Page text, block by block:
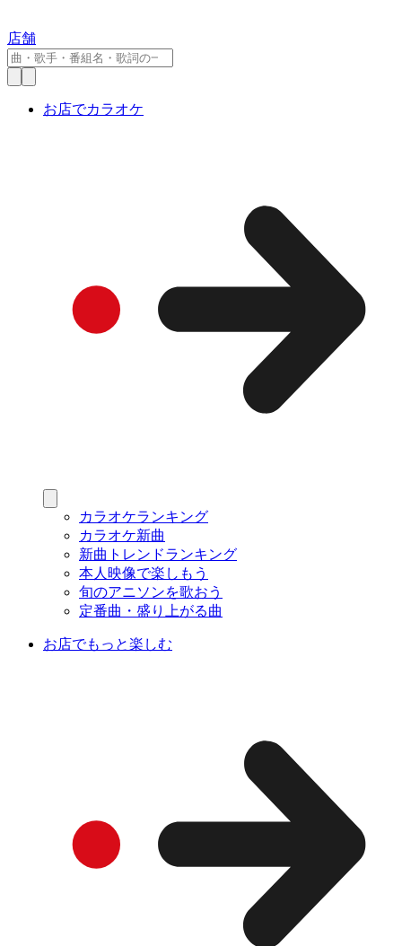
店舗
お店でカラオケ
カラオケランキング
カラオケ新曲
新曲トレンドランキング
本人映像で楽しもう
旬のアニソンを歌おう
定番曲・盛り上がる曲
お店でもっと楽しむ